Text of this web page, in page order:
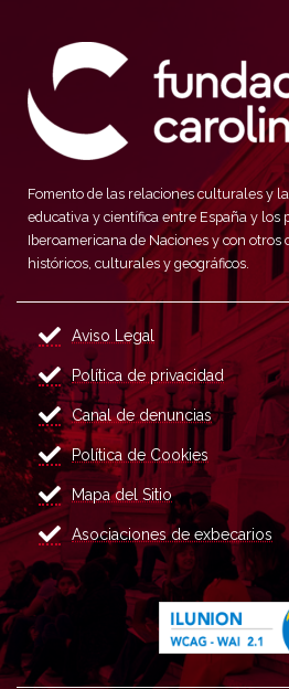
Fomento de las relaciones culturales y
educativa y científica entre España y los
Iberoamericana de Naciones y con otros
históricos, culturales y geográficos.
Aviso Legal
Política de privacidad
Canal de denuncias
Política de Cookies
Mapa del Sitio
Asociaciones de exbecarios